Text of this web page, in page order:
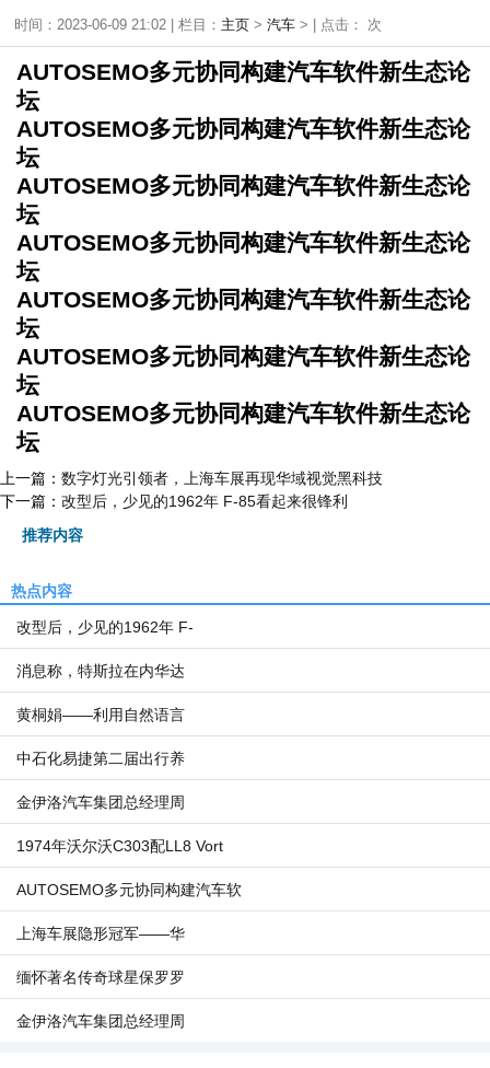
时间：2023-06-09 21:02 | 栏目： 主页 > 汽车 > | 点击： 次
AUTOSEMO多元协同构建汽车软件新生态论
坛
AUTOSEMO多元协同构建汽车软件新生态论
坛
AUTOSEMO多元协同构建汽车软件新生态论
坛
AUTOSEMO多元协同构建汽车软件新生态论
坛
AUTOSEMO多元协同构建汽车软件新生态论
坛
AUTOSEMO多元协同构建汽车软件新生态论
坛
AUTOSEMO多元协同构建汽车软件新生态论
坛
上一篇： 数字灯光引领者，上海车展再现华域视觉黑科技
下一篇： 改型后，少见的1962年 F-85看起来很锋利
推荐内容
热点内容
改型后，少见的1962年 F-
消息称，特斯拉在内华达
黄桐娟——利用自然语言
中石化易捷第二届出行养
金伊洛汽车集团总经理周
1974年沃尔沃C303配LL8 Vort
AUTOSEMO多元协同构建汽车软
上海车展隐形冠军——华
缅怀著名传奇球星保罗罗
金伊洛汽车集团总经理周